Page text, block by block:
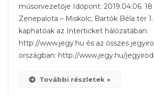
–
László
Attila
Előadóestje
műsorvezetője Időpont: 2019.04.06. 18
Zenepalota – Miskolc, Bartók Béla tér
kaphatóak az Interticket hálózatában:
http://www.jegy.hu és az összes
országban: http://www.jegy.hu/
További részletek »